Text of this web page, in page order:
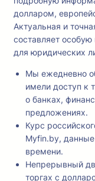
долларом,
Актуальная и
составляет
для юридических
Мы ежедневно
имели доступ к
о банках,
предложениях.
Курс
Myfin.by,
времени.
Непрерывный
торгах с